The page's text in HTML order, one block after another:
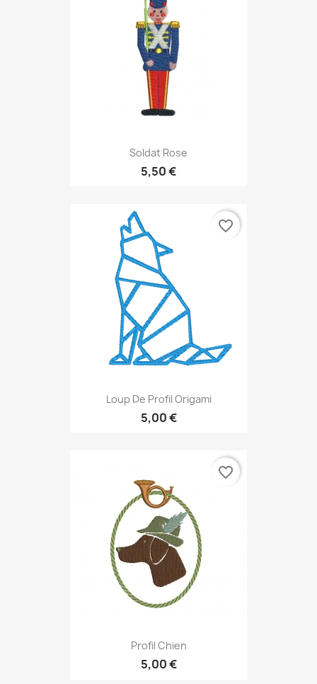
Soldat Rose
5,50 €
Loup De Profil Origami
5,00 €
favorite_border
Profil Chien
5,00 €
favorite_border